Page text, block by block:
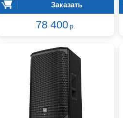
Заказать
78 400 р.